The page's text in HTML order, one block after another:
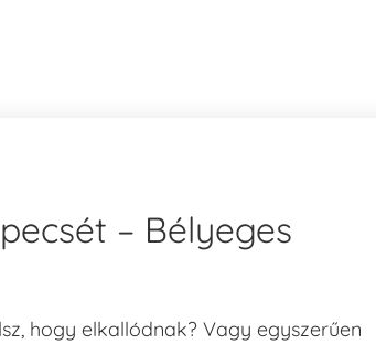
– Bélyeges
hogy elkallódnak? Vagy egyszerűen